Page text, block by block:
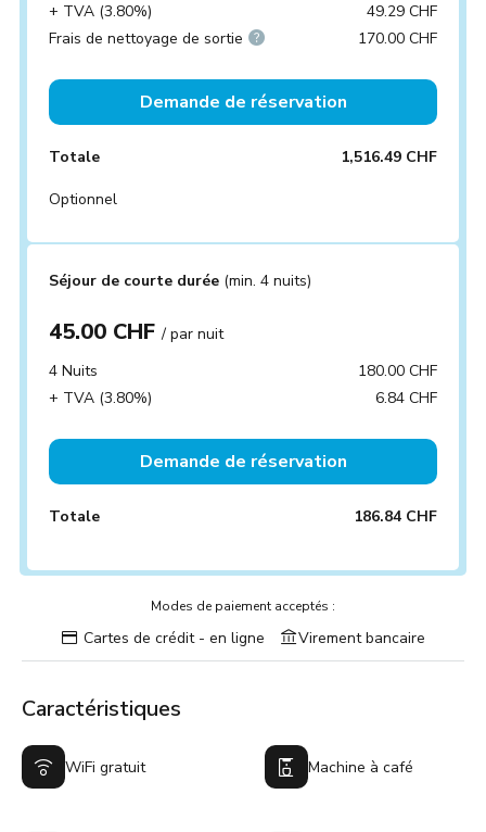
+ TVA (3.80%)
49.29 CHF
Frais de nettoyage de sortie
170.00 CHF
Demande de réservation
Totale 1,516.49 CHF
Optionnel
Séjour de courte durée (min. 4 nuits)
45.00 CHF/ par nuit
4 Nuits
180.00 CHF
+ TVA (3.80%)
6.84 CHF
Demande de réservation
Totale 186.84 CHF
Modes de paiement acceptés :
Cartes de crédit - en ligne Virement bancaire
Caractéristiques
WiFi gratuit Machine à café